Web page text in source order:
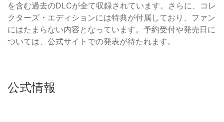
を含む過去のDLCが全て収録されています。さらに、コレ
クターズ・エディションには特典が付属しており、ファン
にはたまらない内容となっています。予約受付や発売日に
ついては、公式サイトでの発表が待たれます。
公式情報